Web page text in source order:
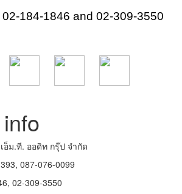
02-184-1846 and 02-309-3550
อ็ม.ที. ออดิท กรุ๊ป จำกัด
087-076-0099
02-309-3550